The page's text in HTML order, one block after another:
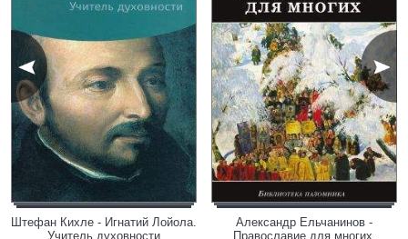
Штефан Кихле - Игнатий Лойола.
Учитель духовности
Александр Ельчанинов -
Православие для многих.